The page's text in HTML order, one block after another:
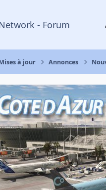
- Forum
à jour Annonces